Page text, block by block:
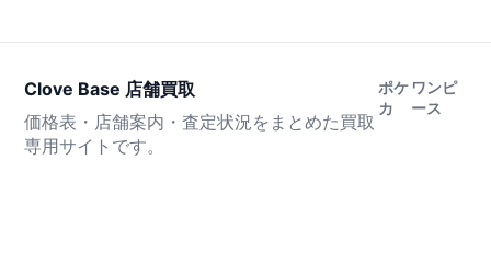
Clove Base 店舗買取
価格表・店舗案内・査定状況をまとめた買取
専用サイトです。
ポケ
カ
ワンピ
ース